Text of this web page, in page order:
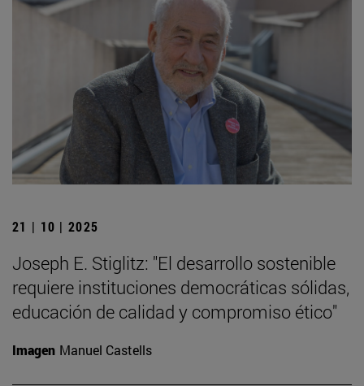
21 | 10 | 2025
Joseph E. Stiglitz: "El desarrollo sostenible
requiere instituciones democráticas sólidas,
educación de calidad y compromiso ético"
Imagen Manuel Castells